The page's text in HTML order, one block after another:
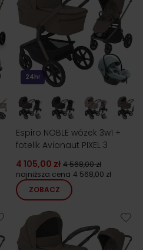
24h!
Espiro NOBLE wózek 3w1 +
fotelik Avionaut PIXEL 3
4 105,00 zł 4 568,00 zł
najniższa cena 4 568,00 zł
ZOBACZ